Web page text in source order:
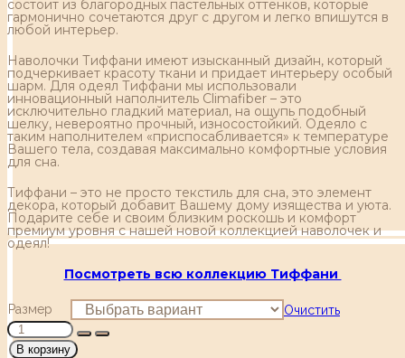
состоит из благородных пастельных оттенков, которые
гармонично сочетаются друг с другом и легко впишутся в
любой интерьер.
Наволочки Тиффани имеют изысканный дизайн, который
подчеркивает красоту ткани и придает интерьеру особый
шарм. Для одеял Тиффани мы использовали
инновационный наполнитель Climafiber – это
исключительно гладкий материал, на ощупь подобный
шелку, невероятно прочный, износостойкий. Одеяло с
таким наполнителем «приспосабливается» к температуре
Вашего тела, создавая максимально комфортные условия
для сна.
Тиффани – это не просто текстиль для сна, это элемент
декора, который добавит Вашему дому изящества и уюта.
Подарите себе и своим близким роскошь и комфорт
премиум уровня с нашей новой коллекцией наволочек и
одеял!
Посмотреть всю коллекцию Тиффани
Размер Очистить
В корзину